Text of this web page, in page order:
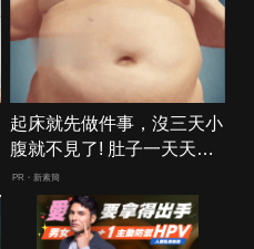
起床就先做件事，沒三天小
腹就不見了! 肚子一天天變
小！
PR・新素簡